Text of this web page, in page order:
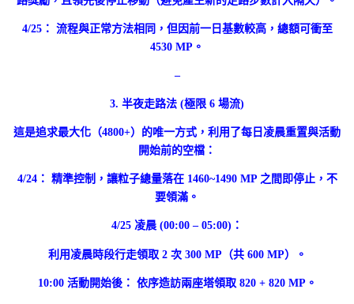
4/25： 流程與正常方法相同，但因前一日基數較高，總額可衝至
4530 MP。
–
3. 半夜走路法 (極限 6 場流)
這是追求最大化（4800+）的唯一方式，利用了每日凌晨重置與活動
開始前的空檔：
4/24： 精準控制，讓粒子總量落在 1460~1490 MP 之間即停止，不
要領滿。
4/25 凌晨 (00:00 – 05:00)：
利用凌晨時段行走領取 2 次 300 MP（共 600 MP）。
10:00 活動開始後： 依序造訪兩座塔領取 820 + 820 MP。